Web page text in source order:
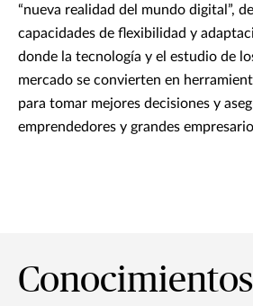
“nueva realidad del mundo digital”,
capacidades de flexibilidad y
donde la tecnología y el estudio de
mercado se convierten en
para tomar mejores decisiones y
emprendedores y grandes